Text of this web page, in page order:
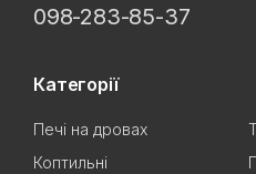
098-283-85-37
Категорії
Печі на дровах
Коптильні